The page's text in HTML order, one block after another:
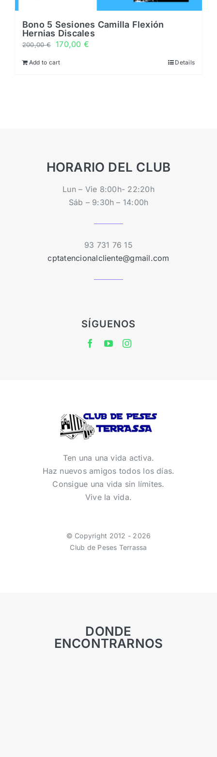
Bono 5 Sesiones Camilla Flexión
Hernias Discales
200,00€ 170,00 €
Add to cart Details
HORARIO DEL CLUB
Lun – Vie 8:00h- 22:20h
Sáb – 9:30h – 14:00h
93 731 76 15
cptatencionalcliente@gmail.com
SÍGUENOS
Ten una una vida activa.
Haz nuevos amigos todos los días.
Consigue una vida sin límites.
Vive la vida.
© Copyright 2012 - 2026
Club de Peses Terrassa
DONDE
ENCONTRARNOS